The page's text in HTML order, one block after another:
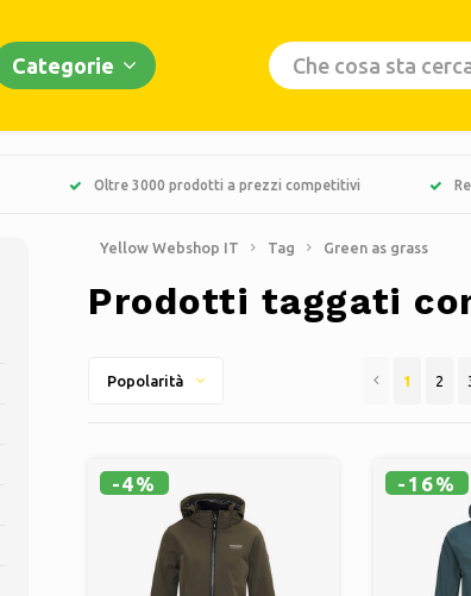
Categorie
Oltre 3000 prodotti a prezzi competitivi
Yellow Webshop IT Tag Green as grass
Prodotti taggati
Popolarità 1 2
-4% -16%